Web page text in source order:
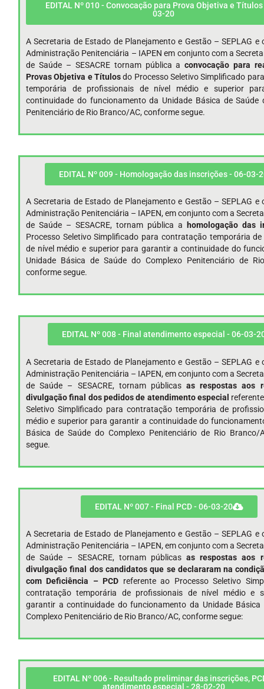
EDITAL Nº 010 - Convocação para Prova Objetiva e
03-20
A Secretaria de Estado de Planejamento e Gestão – SEPLAG
Administração Penitenciária – IAPEN em conjunto com a
de Saúde – SESACRE tornam pública aconvocação para
Provas Objetiva e Títulosdo Processo Seletivo Simplificado
temporária de profissionais de nível médio e superior
continuidade do funcionamento da Unidade Básica de Saúde
Penitenciário de Rio Branco/AC, conforme segue.
EDITAL Nº 009 - Homologação das inscrições - 06-03-
A Secretaria de Estado de Planejamento e Gestão – SEPLAG
Administração Penitenciária – IAPEN, em conjunto com a
de Saúde – SESACRE, tornam pública a
homologação das
Processo Seletivo Simplificado para contratação temporária
de nível médio e superior para garantir a continuidade do
Unidade Básica de Saúde do Complexo Penitenciário de
conforme segue.
EDITAL Nº 008 - Final atendimento especial - 06-03-
A Secretaria de Estado de Planejamento e Gestão – SEPLAG
Administração Penitenciária – IAPEN, em conjunto com a
de Saúde – SESACRE, tornam públicasas respostas aos
divulgação final dos pedidos de atendimento especial
Seletivo Simplificado para contratação temporária de
médio e superior para garantir a continuidade do
Básica de Saúde do Complexo Penitenciário de Rio Branco/
segue.
EDITAL Nº 007 - Final PCD - 06-03-20
A Secretaria de Estado de Planejamento e Gestão – SEPLAG
Administração Penitenciária – IAPEN, em conjunto com a
de Saúde – SESACRE, tornam públicasas respostas aos
divulgação final dos candidatos que se declararam na
com Deficiência – PCD referente ao Processo Seletivo
contratação temporária de profissionais de nível médio e
garantir a continuidade do funcionamento da Unidade Básica
Complexo Penitenciário de Rio Branco/AC, conforme segue:
EDITAL Nº 006 - Resultado preliminar das inscrições,
atendimento especial - 28-02-20